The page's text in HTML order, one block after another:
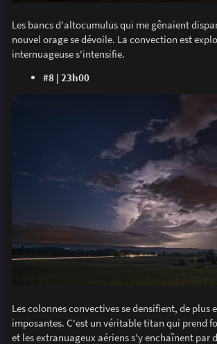
Les bancs d'altocumulus qui me gênaient
nouvel orage se dévoile. La convection est
internuageuse s'intensifie.
#8 | 23h00
Les colonnes convectives se densifient, de plus
imposantes. C'est un véritable titan qui prend
et les extranuageux aériens s'y enchaînent par